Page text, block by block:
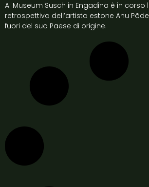
Al Museum Susch in Engadina è in
retrospettiva dell’artista estone Anu
fuori del suo Paese di origine.